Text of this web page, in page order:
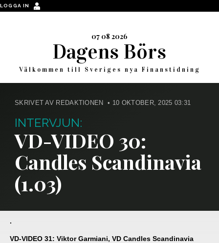
LOGGA IN
07 08 2026
Dagens Börs
Välkommen till Sveriges nya Finanstidning
SKRIVET AV REDAKTIONEN • 10 OKTOBER, 2025 03:31
INTERVJUN:
VD-VIDEO 30:
Candles Scandinavia
(1.03)
.
VD-VIDEO 31: Viktor Garmiani, VD Candles Scandinavia